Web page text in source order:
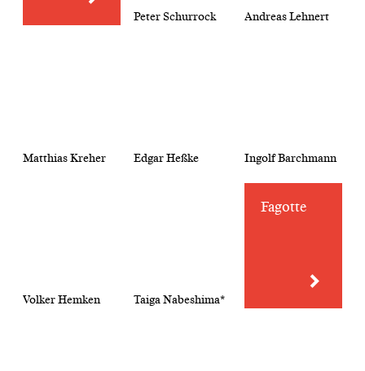
Peter Schurrock Andreas Lehnert
Matthias Kreher Edgar Heßke Ingolf Barchmann
Volker Hemken Taiga Nabeshima*
Fagotte